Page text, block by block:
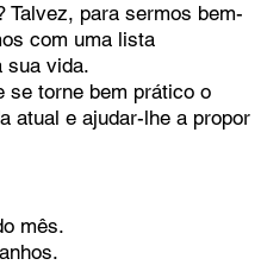
Talvez, para sermos bem-
com uma lista
sua vida.
se torne bem prático o
atual e ajudar-lhe a propor
mês.